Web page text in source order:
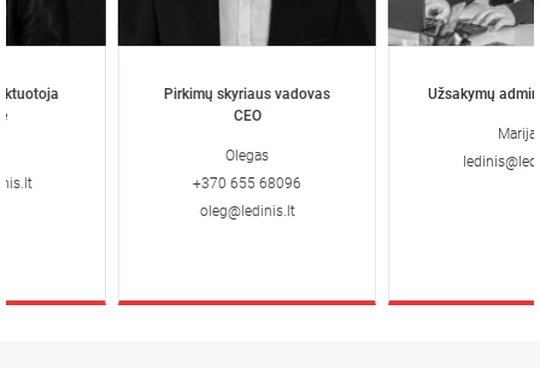
Pirkimų skyriaus vadovas
CEO
Olegas
+370 655 68096
oleg@ledinis.lt
Užsakymų
Marija